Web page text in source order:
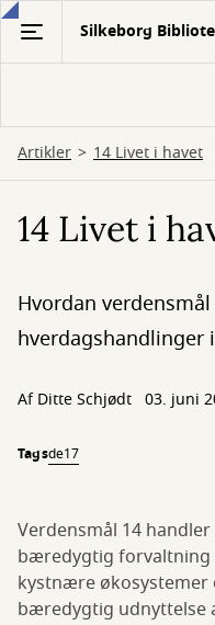
Gå
hovedindhold
Silkeborg
Artikler 14 Livet i havet
14 Livet i
Hvordan
hverdagshandlinger
AfDitte Schjødt 03. juni
Tagsde17
Verdensmål 14
bæredygtig forvaltning
kystnære økosystemer
bæredygtig udnyttelse